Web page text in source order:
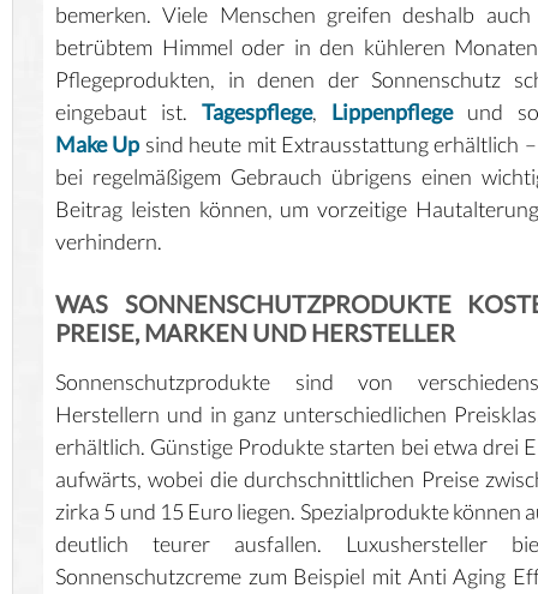
bemerken. Viele Menschen greifen deshalb
betrübtem Himmel oder in den kühleren
Pflegeprodukten, in denen der Sonnenschutz
eingebaut ist. Tagespflege, Lippenpflegeund
Make Up sind heute mit Extrausstattung erhältlich
bei regelmäßigem Gebrauch übrigens einen
Beitrag leisten können, um vorzeitige
verhindern.
WAS SONNENSCHUTZPRODUKTE
PREISE, MARKEN UND HERSTELLER
Sonnenschutzprodukte sind von
Herstellern und in ganz unterschiedlichen
erhältlich. Günstige Produkte starten bei etwa drei
aufwärts, wobei die durchschnittlichen Preise
zirka 5 und 15 Euro liegen. Spezialprodukte können
deutlich teurer ausfallen. Luxushersteller
Sonnenschutzcreme zum Beispiel mit Anti Aging